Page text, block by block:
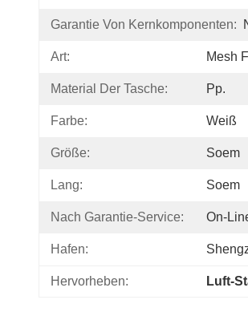
Garantie Von Kernkomponenten:
Art: Mesh
Material Der Tasche: Pp.
Farbe: Weiß
Größe: Soem
Lang: Soem
Nach Garantie-Service: On-
Hafen:
Hervorheben: Luft-